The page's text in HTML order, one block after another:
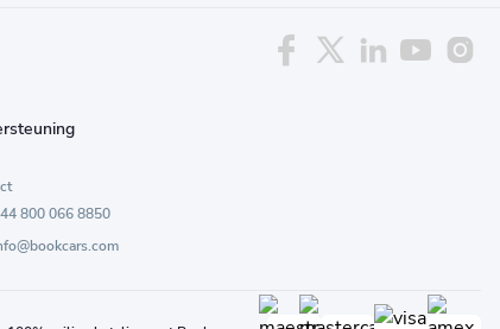
800 066 8850